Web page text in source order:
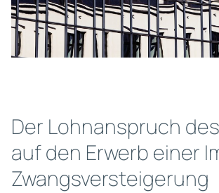
Der Lohnanspruch
auf den Erwerb einer
Zwangsversteigerung